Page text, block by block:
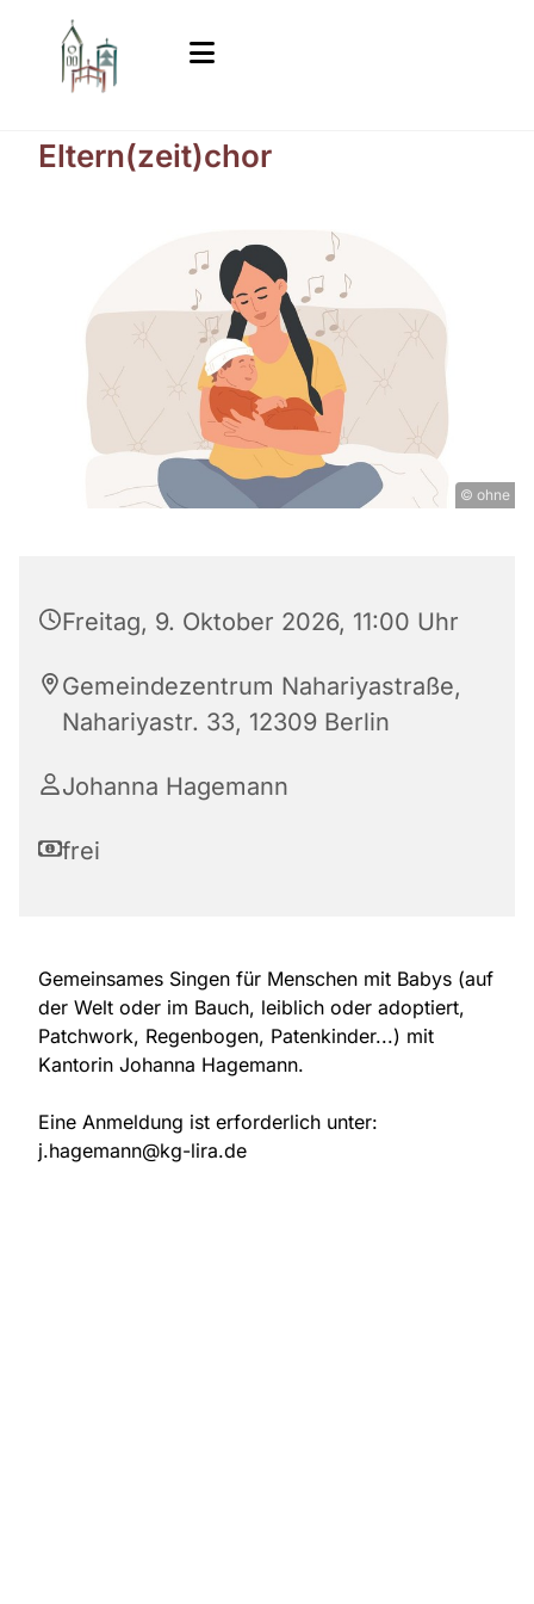
Eltern(zeit)chor
© ohne
Freitag, 9. Oktober 2026, 11:00 Uhr
Gemeindezentrum Nahariyastraße,
Nahariyastr. 33, 12309 Berlin
Johanna Hagemann
frei
Gemeinsames Singen für Menschen mit Babys (auf
der Welt oder im Bauch, leiblich oder adoptiert,
Patchwork, Regenbogen, Patenkinder...) mit
Kantorin Johanna Hagemann.
Eine Anmeldung ist erforderlich unter:
j.hagemann@kg-lira.de